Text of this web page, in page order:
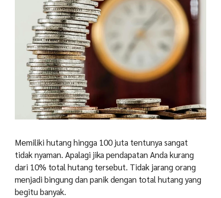
Memiliki hutang hingga 100 juta tentunya sangat
tidak nyaman. Apalagi jika pendapatan Anda kurang
dari 10% total hutang tersebut. Tidak jarang orang
menjadi bingung dan panik dengan total hutang yang
begitu banyak.